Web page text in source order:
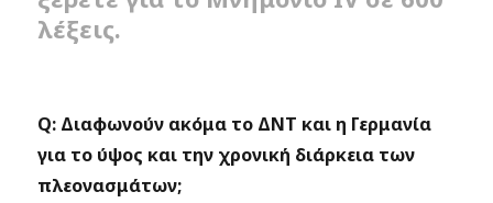
λέξεις.
Q: Διαφωνούν ακόμα το ΔΝΤ και η Γερμανία
για το ύψος και την χρονική διάρκεια των
πλεονασμάτων;